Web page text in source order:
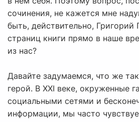
сочинения, не кажется мне
быть, действительно, Григорий
страниц книги прямо в наше
из нас?
Давайте задумаемся, что же
герой. В XXI веке, окруженные
социальными сетями и
информации, мы часто